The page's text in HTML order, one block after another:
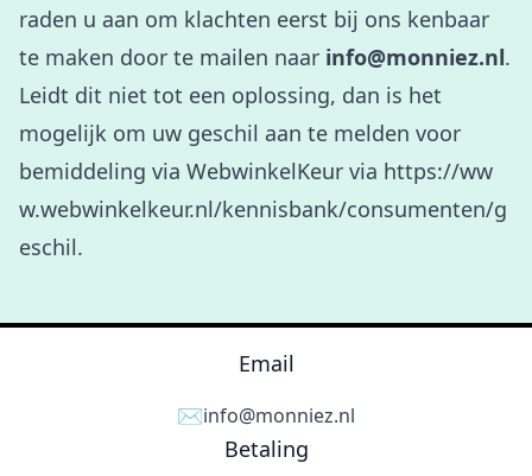
raden u aan om klachten eerst bij ons kenbaar
te maken door te mailen naar info@monniez.nl.
Leidt dit niet tot een oplossing, dan is het
mogelijk om uw geschil aan te melden voor
bemiddeling via WebwinkelKeur via https://ww
w.webwinkelkeur.nl/kennisbank/consumenten/g
eschil.
Email
✉️info@monniez.nl
Betaling